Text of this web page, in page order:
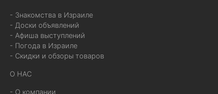
- Знакомства в Израиле
- Доски объявлений
- Афиша выступлений
- Погода в Израиле
- Скидки и обзоры товаров
О НАС
- О компании